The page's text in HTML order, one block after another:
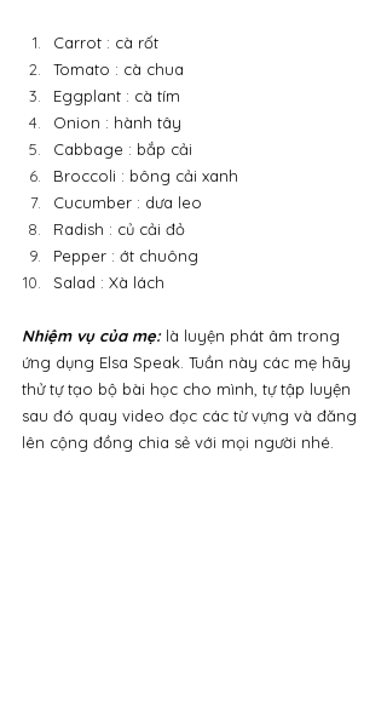
Carrot : cà rốt
Tomato : cà chua
Eggplant : cà tím
Onion : hành tây
Cabbage : bắp cải
Broccoli : bông cải xanh
Cucumber : dưa leo
Radish : củ cải đỏ
Pepper : ớt chuông
Salad : Xà lách
Nhiệm vụ của mẹ: là luyện phát âm trong
ứng dụng Elsa Speak. Tuần này các mẹ hãy
thử tự tạo bộ bài học cho mình, tự tập luyện
sau đó quay video đọc các từ vựng và đăng
lên cộng đồng chia sẻ với mọi người nhé.